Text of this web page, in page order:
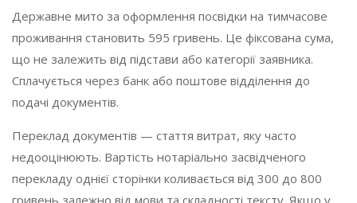
Державне мито за оформлення посвідки на тимчасове
проживання становить 595 гривень. Це фіксована сума,
що не залежить від підстави або категорії заявника.
Сплачується через банк або поштове відділення до
подачі документів.
Переклад документів — стаття витрат, яку часто
недооцінюють. Вартість нотаріально засвідченого
перекладу однієї сторінки коливається від 300 до 800
гривень залежно від мови та складності тексту. Якщо у